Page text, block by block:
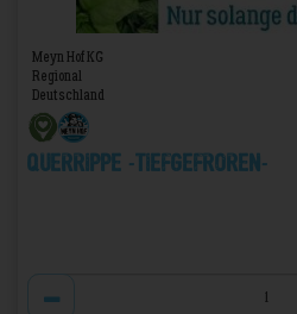
Meyn Hof KG
Regional
Deutschland
Querrippe -TIEFGEFROREN-